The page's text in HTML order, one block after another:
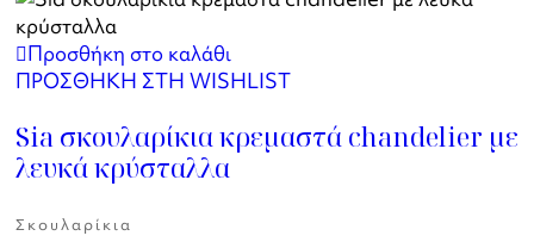
Προσθήκη στο καλάθι
ΠΡΟΣΘΗΚΗ ΣΤΗ WISHLIST
Sia σκουλαρίκια κρεμαστά chandelier με
λευκά κρύσταλλα
Σκουλαρίκια